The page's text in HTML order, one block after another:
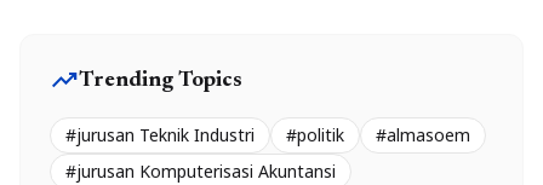
trending_upTrending Topics
#jurusan Teknik Industri #politik
#almasoem
#jurusan Komputerisasi Akuntansi